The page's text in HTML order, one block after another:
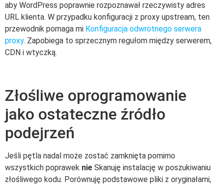
aby WordPress poprawnie rozpoznawał rzeczywisty adres
URL klienta. W przypadku konfiguracji z proxy upstream, ten
przewodnik pomaga mi Konfiguracja odwrotnego serwera
proxy. Zapobiega to sprzecznym regułom między serwerem,
CDN i wtyczką.
Złośliwe oprogramowanie
jako ostateczne źródło
podejrzeń
Jeśli pętla nadal może zostać zamknięta pomimo
wszystkich poprawek nie Skanuję instalację w poszukiwaniu
złośliwego kodu. Porównuję podstawowe pliki z oryginałami,